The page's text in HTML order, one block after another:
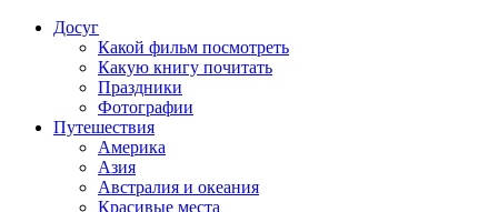
Досуг
Какой фильм посмотреть
Какую книгу почитать
Праздники
Фотографии
Путешествия
Америка
Азия
Австралия и океания
Красивые места